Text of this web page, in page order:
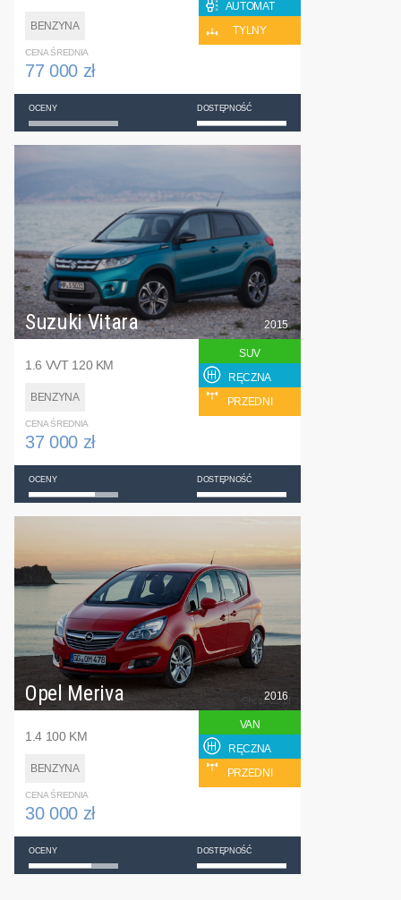
BENZYNA
AUTOMAT
TYLNY
CENA ŚREDNIA
77 000 zł
OCENY DOSTĘPNOŚĆ
Suzuki Vitara
1.6 VVT 120 KM
BENZYNA
2015
SUV
RĘCZNA
PRZEDNI
CENA ŚREDNIA
37 000 zł
OCENY DOSTĘPNOŚĆ
Opel Meriva
1.4 100 KM
BENZYNA
2016
VAN
RĘCZNA
PRZEDNI
CENA ŚREDNIA
30 000 zł
OCENY DOSTĘPNOŚĆ